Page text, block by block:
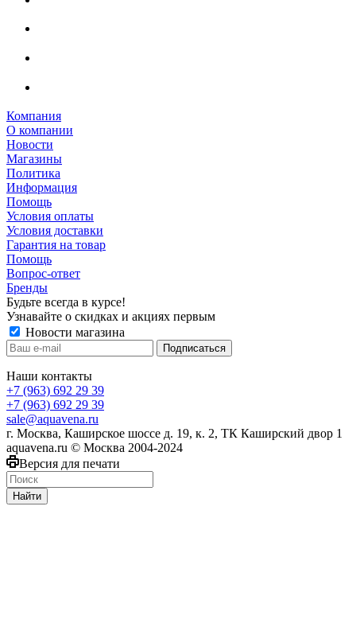
Компания
О компании
Новости
Магазины
Политика
Информация
Помощь
Условия оплаты
Условия доставки
Гарантия на товар
Помощь
Вопрос-ответ
Бренды
Будьте всегда в курсе!
Узнавайте о скидках и акциях первым
Новости магазина
Наши контакты
+7 (963) 692 29 39
+7 (963) 692 29 39
sale@aquavena.ru
г. Москва, Каширское шоссе д. 19, к. 2, ТК Каширский двор 1
aquavena.ru © Москва 2004-2024
Версия для печати
Найти